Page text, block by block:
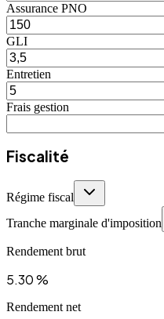
Assurance PNO
GLI
Entretien
Frais gestion
Fiscalité
Régime fiscal
Tranche marginale d'imposition
Rendement brut
5.30 %
Rendement net